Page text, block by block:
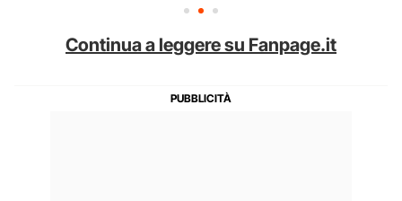
Continua a leggere su Fanpage.it